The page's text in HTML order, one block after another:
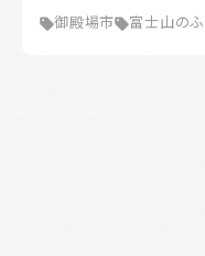
セスも抜群。おいしい水
富です。四季折々の美
御殿場市 富士山の